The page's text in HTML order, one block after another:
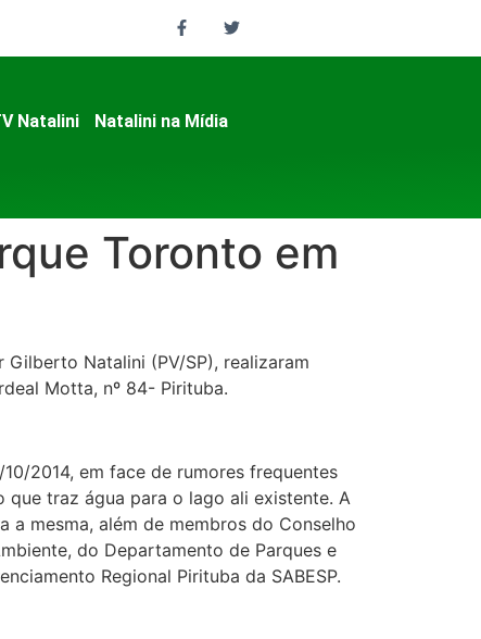
Natalini
Natalini na Mídia
Toronto em
Natalini (PV/SP), realizaram
Motta, nº 84- Pirituba.
2014, em face de rumores frequentes
traz água para o lago ali existente. A
mesma, além de membros do Conselho
do Departamento de Parques e
Regional Pirituba da SABESP.